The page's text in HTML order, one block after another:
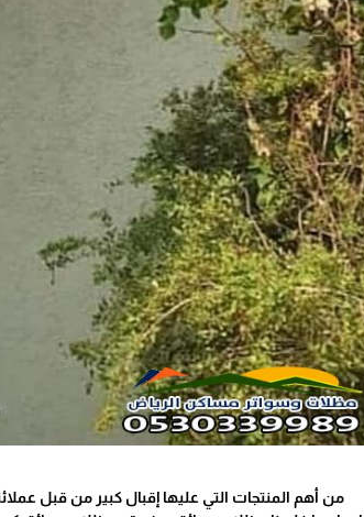
من أهم المنتجات التي عليها إقبال كبير من قبل